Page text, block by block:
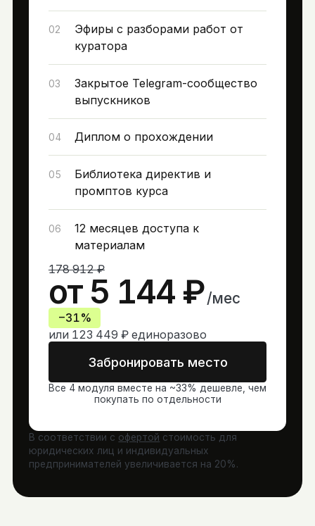
02
Эфиры с разборами работ от
куратора
03
Закрытое Telegram-сообщество
выпускников
04 Диплом о прохождении
05
Библиотека директив и
промптов курса
06
12 месяцев доступа к
материалам
178 912 ₽
от 5 144 ₽/мес
−31%
или 123 449 ₽единоразово
Забронировать место
Все 4 модуля вместе на ~33% дешевле, чем
покупать по отдельности
В соответствии с офертой стоимость для
юридических лиц и индивидуальных
предпринимателей увеличивается на 20%.